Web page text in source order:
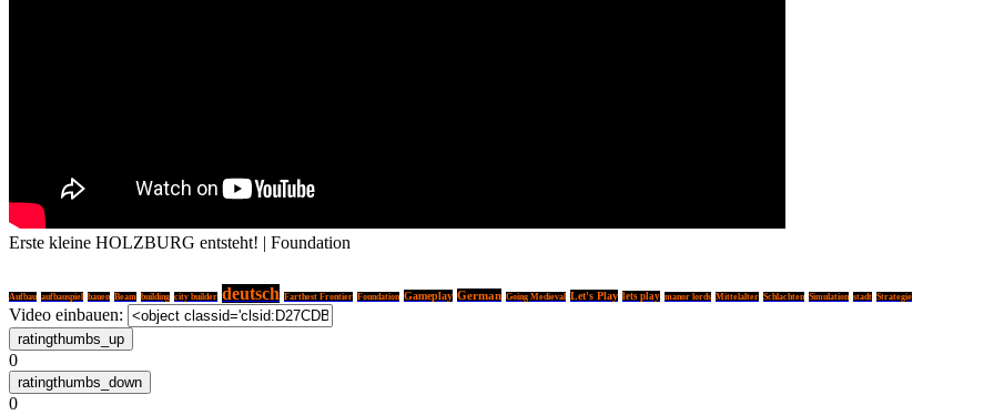
Erste kleine HOLZBURG entsteht! | Foundation
Aufbau aufbauspiel bauen Beam building city builder deutsch Farthest Frontier Foundation Gameplay German Going Medieval Let's Play lets play manor lords Mittelalter Schlachten Simulation stadt Strategie
Video einbauen:
0
0